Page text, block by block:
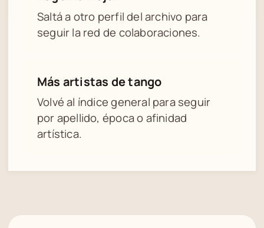
Saltá a otro perfil del archivo para
seguir la red de colaboraciones.
Más artistas de tango
Volvé al índice general para seguir
por apellido, época o afinidad
artística.